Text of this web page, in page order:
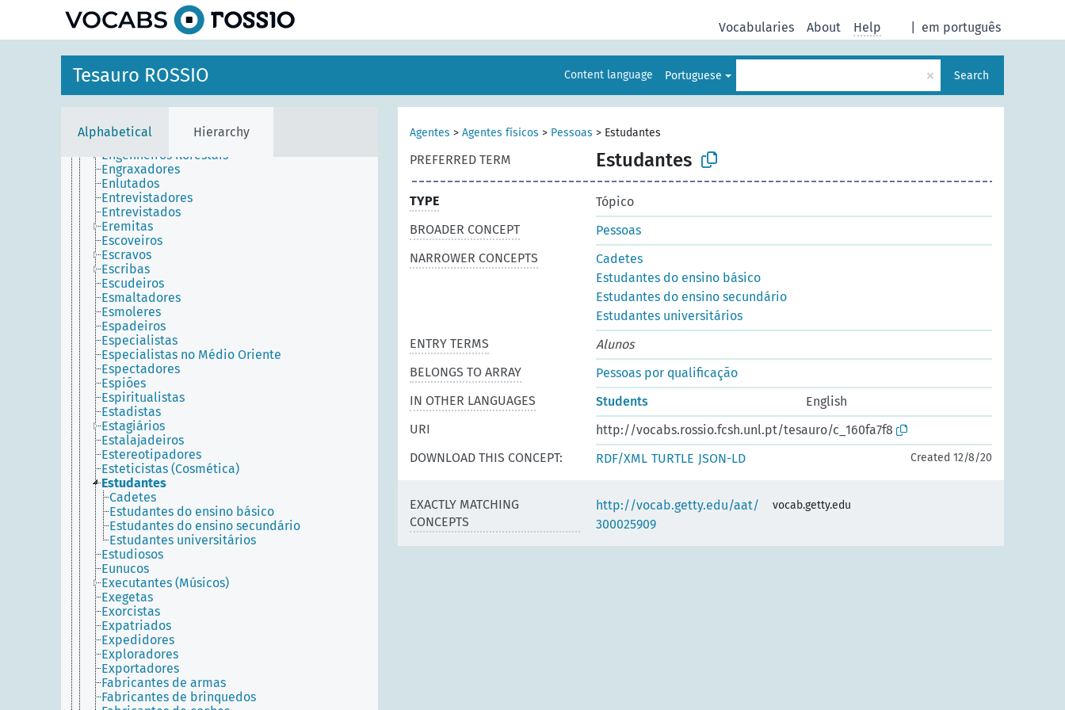
em português
Vocabularies About Help
Tesauro ROSSIO Content language Portuguese × Search
Alphabetical Hierarchy
Embutidores
Emigrantes
Emissários
Empacotadores
Empregados de mesa
Empreiteiros
Encadernadores
Enfermeiras superiores
Enfermeiros
Engenheiros
Engenheiros florestais
Engraxadores
Enlutados
Entrevistadores
Entrevistados
Eremitas
Escoveiros
Escravos
Escribas
Escudeiros
Esmaltadores
Esmoleres
Espadeiros
Especialistas
Especialistas no Médio Oriente
Espectadores
Espiões
Espiritualistas
Estadistas
Estagiários
Estalajadeiros
Estereotipadores
Esteticistas (Cosmética)
Estudantes
Cadetes
Estudantes do ensino básico
Estudantes do ensino secundário
Estudantes universitários
Estudiosos
Eunucos
Executantes (Músicos)
Exegetas
Exorcistas
Expatriados
Expedidores
Exploradores
Exportadores
Fabricantes de armas
Fabricantes de brinquedos
Agentes > Agentes físicos > Pessoas > Estudantes
PREFERRED TERM Estudantes
TYPE
Tópico
BROADER CONCEPT
Pessoas
NARROWER CONCEPTS
Cadetes
Estudantes do ensino básico
Estudantes do ensino secundário
Estudantes universitários
ENTRY TERMS
Alunos
BELONGS TO ARRAY
Pessoas por qualificação
IN OTHER LANGUAGES
Students
English
URI
http://vocabs.rossio.fcsh.unl.pt/tesauro/c_160fa7f8
DOWNLOAD THIS CONCEPT:
RDF/XML TURTLE JSON-LD Created 12/8/20
EXACTLY MATCHING
CONCEPTS
http://vocab.getty.edu/aat/
300025909
vocab.getty.edu